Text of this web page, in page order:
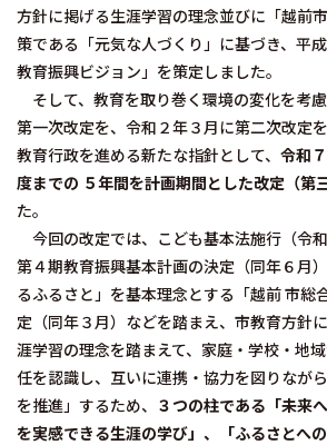
方針に掲げる生涯学習の理念並びに「越前
策である「元気な人づくり」に基づき、平
教育振興ビジョン」を策定しました。
そして、教育を取り巻く環境の変化を考
第一次改定を、令和２年３月に第二次改定
教育行政を進める新たな指針として、 令和
度までの ５年間を計画期間とした改定（第
た。
今回の改定では、こども基本法施行（令
第４期教育振興基本計画の決定（同年６月
るふるさと」を基本理念とする「越前 市総
定（同年３月）などを踏まえ、市教育方針
涯学習の理念を踏まえて、家庭・学校・地
任を認識し、互いに連携・協力を図りなが
を推進」するため、 ３つの柱である「未来
を実感できる生涯の学び」、「ふるさとへ